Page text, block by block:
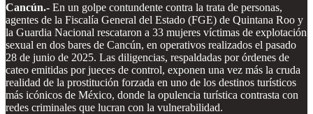
Cancún.- En un golpe contundente contra la trata de personas,
agentes de la Fiscalía General del Estado (FGE) de Quintana Roo y
la Guardia Nacional rescataron a 33 mujeres víctimas de explotación
sexual en dos bares de Cancún, en operativos realizados el pasado
28 de junio de 2025. Las diligencias, respaldadas por órdenes de
cateo emitidas por jueces de control, exponen una vez más la cruda
realidad de la prostitución forzada en uno de los destinos turísticos
más icónicos de México, donde la opulencia turística contrasta con
redes criminales que lucran con la vulnerabilidad.